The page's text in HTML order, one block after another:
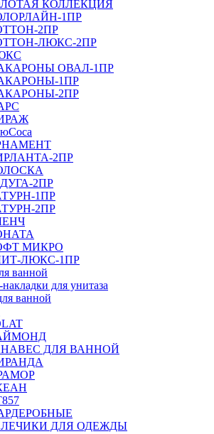
КОЛЛЕКЦИЯ
1ПР
2ПР
ЛЮКС-2ПР
ОВАЛ-1ПР
1ПР
2ПР
2ПР
2ПР
1ПР
2ПР
МИКРО
ЛЮКС-1ПР
ванной
для унитаза
ванной
ДЛЯ ВАННОЙ
ДЛЯ ОДЕЖДЫ